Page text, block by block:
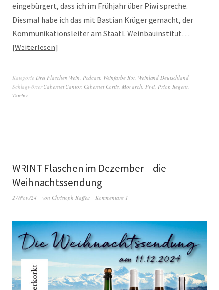
eingebürgert, dass ich im Frühjahr über Piwi spreche.
Diesmal habe ich das mit Bastian Krüger gemacht, der
Kommunikationsleiter am Staatl. Weinbauinstitut…
Weiterlesen
Kategorie Drei Flaschen Wein Podcast Weinfarbe Rot Weinland Deutschland
Schlagwörter Cabernet Cantor, Cabernet Cortis Monarch Piwi Prior, Regent
Tamino
WRINT Flaschen im Dezember – die
Weihnachtssendung
27/Nov./24 von Christoph Raffelt Kommentare 1